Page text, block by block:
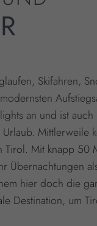
Skifahren,
an und ist auch
Mittlerweile
Tirol. Mit knapp 50
Übernachtungen
hier doch die
Destination, um